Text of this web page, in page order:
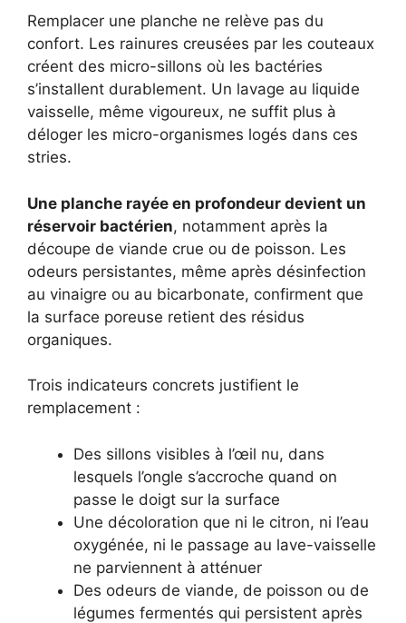
Remplacer une planche ne relève pas du
confort. Les rainures creusées par les couteaux
créent des micro-sillons où les bactéries
s’installent durablement. Un lavage au liquide
vaisselle, même vigoureux, ne suffit plus à
déloger les micro-organismes logés dans ces
stries.
Une planche rayée en profondeur devient un
réservoir bactérien, notamment après la
découpe de viande crue ou de poisson. Les
odeurs persistantes, même après désinfection
au vinaigre ou au bicarbonate, confirment que
la surface poreuse retient des résidus
organiques.
Trois indicateurs concrets justifient le
remplacement :
Des sillons visibles à l’œil nu, dans
lesquels l’ongle s’accroche quand on
passe le doigt sur la surface
Une décoloration que ni le citron, ni l’eau
oxygénée, ni le passage au lave-vaisselle
ne parviennent à atténuer
Des odeurs de viande, de poisson ou de
légumes fermentés qui persistent après